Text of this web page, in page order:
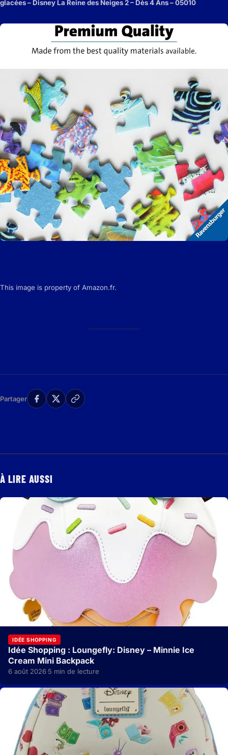
glacées – Disney La Reine des Neiges 2 – Dès 4 Ans – 05010
This image is property of Amazon.fr.
Partager
À LIRE AUSSI
IDÉE SHOPPING
Idée Shopping : Loungefly: Disney – Minnie Ice
Cream Mini Backpack
6 août 2026·5 min de lecture